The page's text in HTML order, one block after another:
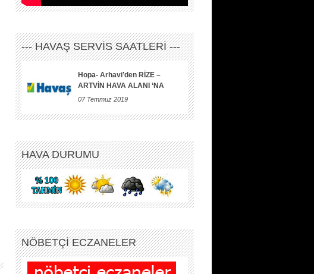
--- HAVAŞ SERVİS SAATLERİ ---
Hopa- Arhavi’den RİZE –
ARTVİN HAVA ALANI ‘NA
07 Temmuz 2019
HAVA DURUMU
NÖBETÇİ ECZANELER